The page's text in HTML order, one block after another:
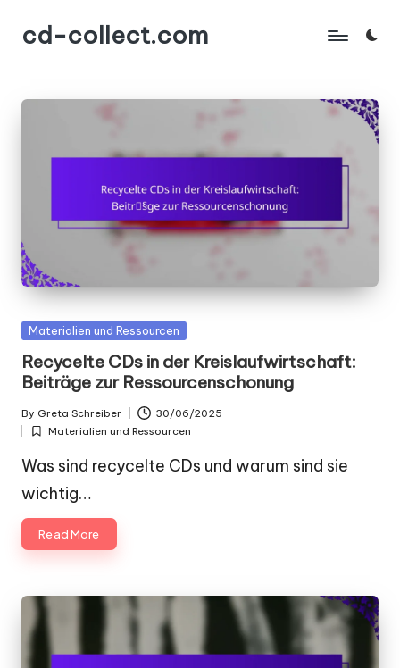
Skip
content
cd-collect.com
Posted
Materialien und Ressourcen
Recycelte CDs in der Kreislaufwirtschaft:
Beiträge zur Ressourcenschonung
Posted
by
By Greta Schreiber 30/06/2025
Posted
in
Materialien und Ressourcen
Was sind recycelte CDs und warum sind sie
wichtig…
Read More